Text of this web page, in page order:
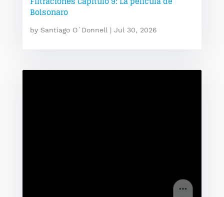
Bolsonaro
by Santiago O´Donnell | Jul 30, 2026